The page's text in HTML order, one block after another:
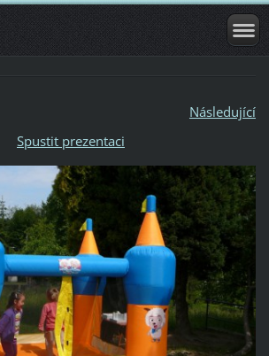
Následující
Spustit prezentaci